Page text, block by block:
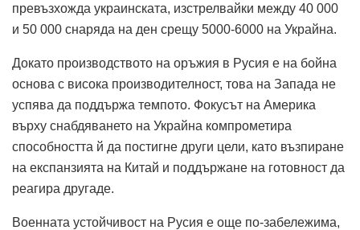
превъзхожда украинската, изстрелвайки между 40 000
и 50 000 снаряда на ден срещу 5000-6000 на Украйна.
Докато производството на оръжия в Русия е на бойна
основа с висока производителност, това на Запада не
успява да поддържа темпото. Фокусът на Америка
върху снабдяването на Украйна компрометира
способността й да постигне други цели, като възпиране
на експанзията на Китай и поддържане на готовност да
реагира другаде.
Военната устойчивост на Русия е още по-забележима,